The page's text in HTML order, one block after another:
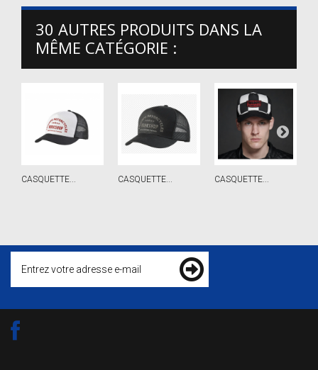
30 AUTRES PRODUITS DANS LA
MÊME CATÉGORIE :
CASQUETTE... CASQUETTE... CASQUETTE...